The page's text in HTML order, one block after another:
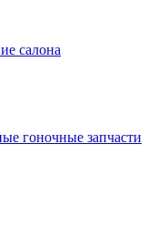
салона
гоночные запчасти